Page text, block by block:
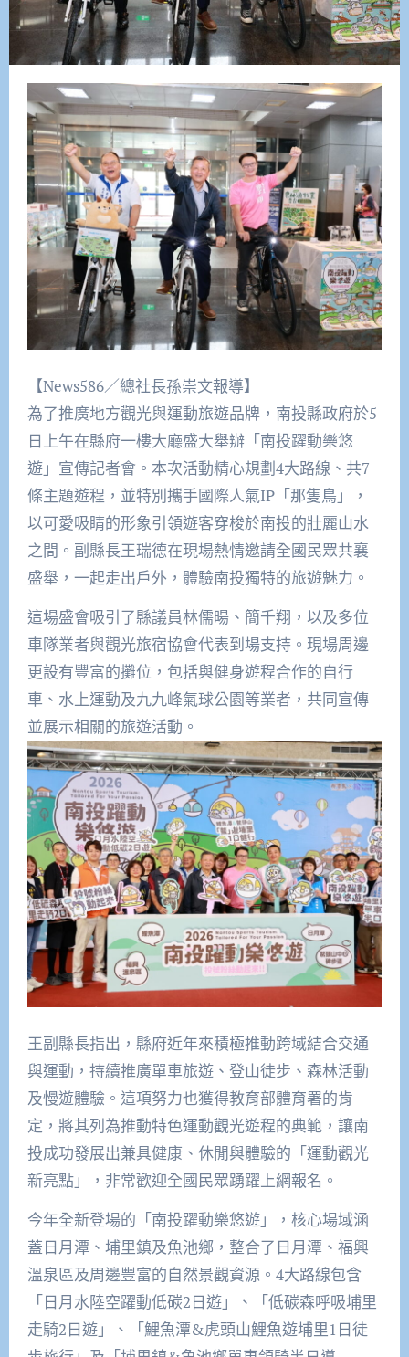
【News586／總社長孫崇文報導】
為了推廣地方觀光與運動旅遊品牌，南投縣政府於5
日上午在縣府一樓大廳盛大舉辦「南投躍動樂悠
遊」宣傳記者會。本次活動精心規劃4大路線、共7
條主題遊程，並特別攜手國際人氣IP「那隻鳥」，
以可愛吸睛的形象引領遊客穿梭於南投的壯麗山水
之間。副縣長王瑞德在現場熱情邀請全國民眾共襄
盛舉，一起走出戶外，體驗南投獨特的旅遊魅力。
這場盛會吸引了縣議員林儒暘、簡千翔，以及多位
車隊業者與觀光旅宿協會代表到場支持。現場周邊
更設有豐富的攤位，包括與健身遊程合作的自行
車、水上運動及九九峰氣球公園等業者，共同宣傳
並展示相關的旅遊活動。
王副縣長指出，縣府近年來積極推動跨域結合交通
與運動，持續推廣單車旅遊、登山徒步、森林活動
及慢遊體驗。這項努力也獲得教育部體育署的肯
定，將其列為推動特色運動觀光遊程的典範，讓南
投成功發展出兼具健康、休閒與體驗的「運動觀光
新亮點」，非常歡迎全國民眾踴躍上網報名。
今年全新登場的「南投躍動樂悠遊」，核心場域涵
蓋日月潭、埔里鎮及魚池鄉，整合了日月潭、福興
溫泉區及周邊豐富的自然景觀資源。4大路線包含
「日月水陸空躍動低碳2日遊」、「低碳森呼吸埔里
走騎2日遊」、「鯉魚潭&虎頭山鯉魚遊埔里1日徒